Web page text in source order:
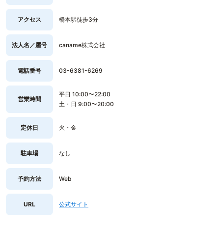
アクセス 橋本駅徒歩3分
法人名／屋号 caname株式会社
電話番号 03-6381-6269
営業時間
平日 10:00〜22:00
土・日 9:00〜20:00
定休日 火・金
駐車場 なし
予約方法 Web
URL 公式サイト